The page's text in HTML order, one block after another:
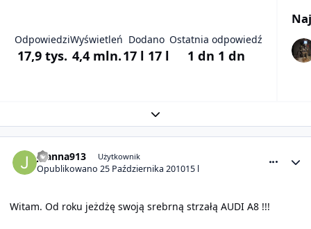
Odpowiedzi
17,9 tys.
Wyświetleń
4,4 mln.
Dodano
17 l 17 l
Ostatnia odpowiedź
1 dn 1 dn
Rozwiń podsumowanie tematu
joanna913 Użytkownik
Opublikowano25 Października 201015 l
Witam. Od roku jeżdżę swoją srebrną strzałą AUDI A8 !!!